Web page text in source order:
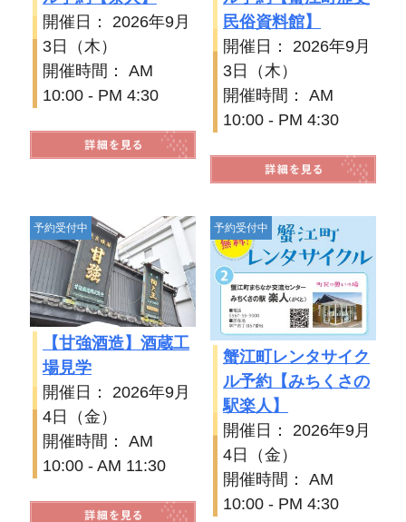
開催日： 2026年9月
3日（木）
開催時間： AM
10:00 - PM 4:30
民俗資料館】
開催日： 2026年9月
3日（木）
開催時間： AM
10:00 - PM 4:30
予約受付中
【甘強酒造】酒蔵工
場見学
開催日： 2026年9月
4日（金）
開催時間： AM
10:00 - AM 11:30
予約受付中
蟹江町レンタサイク
ル予約【みちくさの
駅楽人】
開催日： 2026年9月
4日（金）
開催時間： AM
10:00 - PM 4:30